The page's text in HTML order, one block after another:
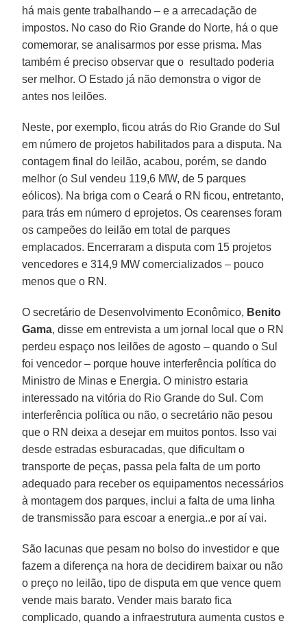
há mais gente trabalhando – e a arrecadação de
impostos. No caso do Rio Grande do Norte, há o que
comemorar, se analisarmos por esse prisma. Mas
também é preciso observar que o resultado poderia
ser melhor. O Estado já não demonstra o vigor de
antes nos leilões.
Neste, por exemplo, ficou atrás do Rio Grande do Sul
em número de projetos habilitados para a disputa. Na
contagem final do leilão, acabou, porém, se dando
melhor (o Sul vendeu 119,6 MW, de 5 parques
eólicos). Na briga com o Ceará o RN ficou, entretanto,
para trás em número d eprojetos. Os cearenses foram
os campeões do leilão em total de parques
emplacados. Encerraram a disputa com 15 projetos
vencedores e 314,9 MW comercializados – pouco
menos que o RN.
O secretário de Desenvolvimento Econômico, Benito
Gama, disse em entrevista a um jornal local que o RN
perdeu espaço nos leilões de agosto – quando o Sul
foi vencedor – porque houve interferência política do
Ministro de Minas e Energia. O ministro estaria
interessado na vitória do Rio Grande do Sul. Com
interferência política ou não, o secretário não pesou
que o RN deixa a desejar em muitos pontos. Isso vai
desde estradas esburacadas, que dificultam o
transporte de peças, passa pela falta de um porto
adequado para receber os equipamentos necessários
à montagem dos parques, inclui a falta de uma linha
de transmissão para escoar a energia..e por aí vai.
São lacunas que pesam no bolso do investidor e que
fazem a diferença na hora de decidirem baixar ou não
o preço no leilão, tipo de disputa em que vence quem
vende mais barato. Vender mais barato fica
complicado, quando a infraestrutura aumenta custos e